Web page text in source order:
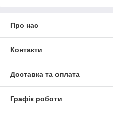
Про нас
Контакти
Доставка та оплата
Графік роботи